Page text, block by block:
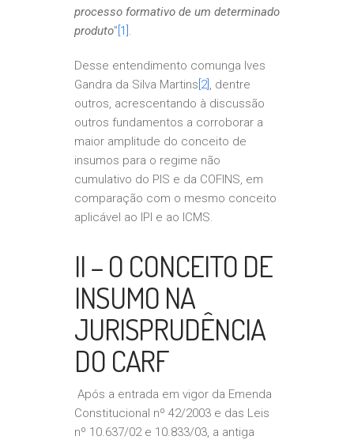
processo formativo de um determinado
produto” [1] .
Desse entendimento comunga Ives
Gandra da Silva Martins [2], dentre
outros, acrescentando à discussão
outros fundamentos a corroborar a
maior amplitude do conceito de
insumos para o regime não
cumulativo do PIS e da COFINS, em
comparação com o mesmo conceito
aplicável ao IPI e ao ICMS.
II – O CONCEITO DE
INSUMO NA
JURISPRUDÊNCIA
DO CARF
Após a entrada em vigor da Emenda
Constitucional nº 42/2003 e das Leis
nº 10.637/02 e 10.833/03, a antiga